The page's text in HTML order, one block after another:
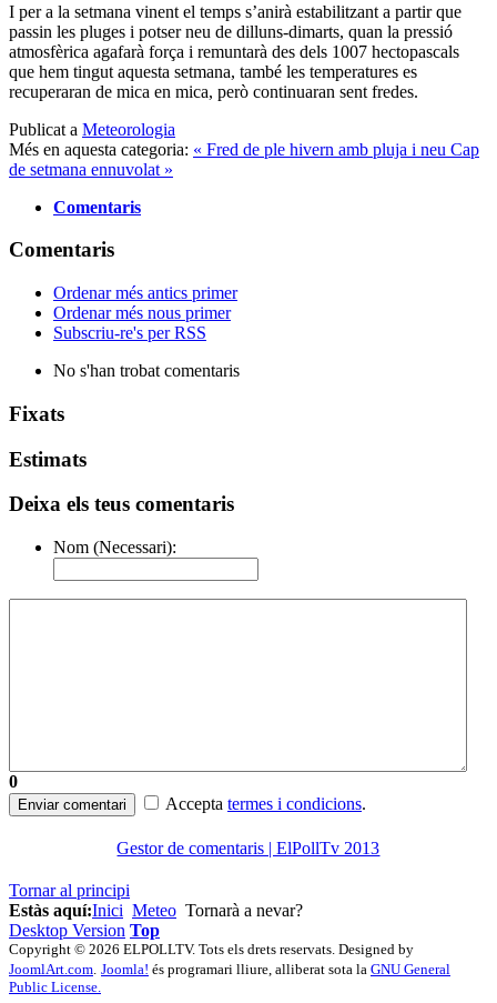
I per a la setmana vinent el temps s’anirà estabilitzant a partir que
passin les pluges i potser neu de dilluns-dimarts, quan la pressió
atmosfèrica agafarà força i remuntarà des dels 1007 hectopascals
que hem tingut aquesta setmana, també les temperatures es
recuperaran de mica en mica, però continuaran sent fredes.
Publicat a Meteorologia
Més en aquesta categoria: « Fred de ple hivern amb pluja i neu Cap
de setmana ennuvolat »
Comentaris
Comentaris
Ordenar més antics primer
Ordenar més nous primer
Subscriu-re's per RSS
No s'han trobat comentaris
Fixats
Estimats
Deixa els teus comentaris
Nom (Necessari):
0
Enviar comentari Accepta termes i condicions.
Gestor de comentaris | ElPollTv 2013
Tornar al principi
Estàs aquí:Inici Meteo Tornarà a nevar?
Desktop Version Top
Copyright © 2026 ELPOLLTV. Tots els drets reservats. Designed by
JoomlArt.com. Joomla! és programari lliure, alliberat sota la GNU General
Public License.